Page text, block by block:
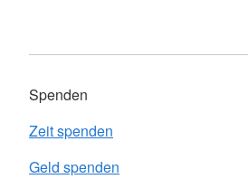
Spenden
Zeit spenden
Geld spenden